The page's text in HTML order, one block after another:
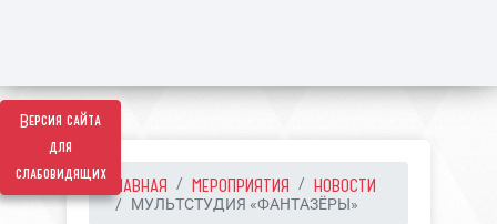
Версия сайта
для
слабовидящихГЛАВНАЯ МЕРОПРИЯТИЯ НОВОСТИ
МУЛЬТСТУДИЯ «ФАНТАЗЁРЫ»